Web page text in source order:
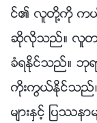
င္၏ လူတို႔ကို ကယ္
ဆိုလိုသည္။ လူတစ္
ခံရႏိုင္သည္။ ဘုရ
ကိုးကြယ္ႏိုင္သည္
မ်ားႏွင့္ ျပႆနာမ်